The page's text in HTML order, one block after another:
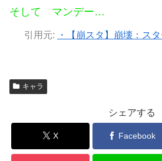
そして マンデー…
引用元:
・【崩スタ】崩壊：ス
キャラ
シェアする
X Facebook